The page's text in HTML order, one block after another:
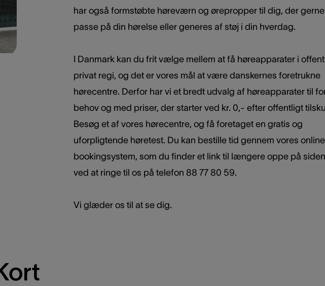
har også formstøbte høreværn og ørepropper til dig, der
passe på din hørelse eller generes af støj i din hverdag.
I Danmark kan du frit vælge mellem at få høreapparater i
privat regi, og det er vores mål at være danskernes foretrukne
hørecentre. Derfor har vi et bredt udvalg af høreapparater til
behov og med priser, der starter ved kr. 0,- efter offentligt
Besøg et af vores hørecentre, og få foretaget en gratis og
uforpligtende høretest. Du kan bestille tid gennem vores online
bookingsystem, som du finder et link til længere oppe på
ved at ringe til os på telefon 88 77 80 59.
Vi glæder os til at se dig.